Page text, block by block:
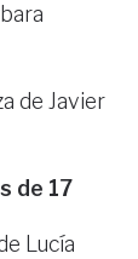
de Javier
de 17
Lucía